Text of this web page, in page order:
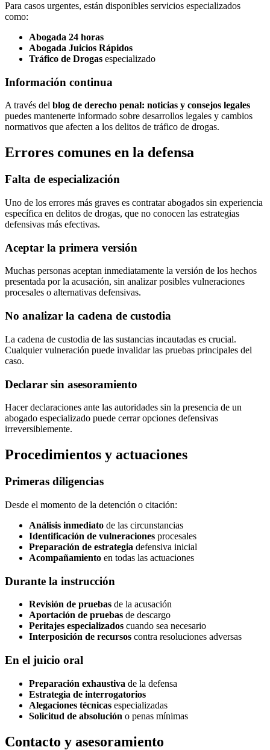
Para casos urgentes, están disponibles servicios especializados
como:
Abogada 24 horas
Abogada Juicios Rápidos
Tráfico de Drogas especializado
Información continua
A través del blog de derecho penal: noticias y consejos legales
puedes mantenerte informado sobre desarrollos legales y cambios
normativos que afecten a los delitos de tráfico de drogas.
Errores comunes en la defensa
Falta de especialización
Uno de los errores más graves es contratar abogados sin experiencia
específica en delitos de drogas, que no conocen las estrategias
defensivas más efectivas.
Aceptar la primera versión
Muchas personas aceptan inmediatamente la versión de los hechos
presentada por la acusación, sin analizar posibles vulneraciones
procesales o alternativas defensivas.
No analizar la cadena de custodia
La cadena de custodia de las sustancias incautadas es crucial.
Cualquier vulneración puede invalidar las pruebas principales del
caso.
Declarar sin asesoramiento
Hacer declaraciones ante las autoridades sin la presencia de un
abogado especializado puede cerrar opciones defensivas
irreversiblemente.
Procedimientos y actuaciones
Primeras diligencias
Desde el momento de la detención o citación:
Análisis inmediato de las circunstancias
Identificación de vulneraciones procesales
Preparación de estrategia defensiva inicial
Acompañamiento en todas las actuaciones
Durante la instrucción
Revisión de pruebas de la acusación
Aportación de pruebas de descargo
Peritajes especializados cuando sea necesario
Interposición de recursos contra resoluciones adversas
En el juicio oral
Preparación exhaustiva de la defensa
Estrategia de interrogatorios
Alegaciones técnicas especializadas
Solicitud de absolución o penas mínimas
Contacto y asesoramiento